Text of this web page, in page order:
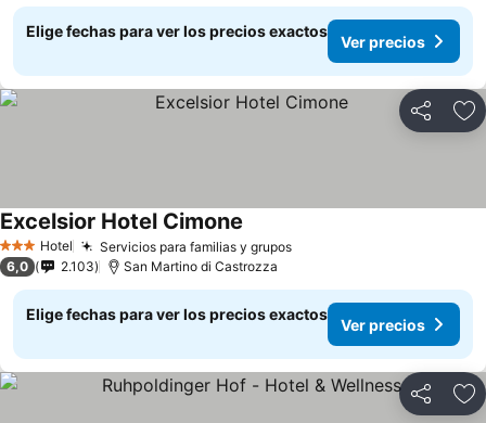
Elige fechas para ver los precios exactos
Ver precios
Compartir
3 Estrellas
Hotel Servicios para familias y grupos
Excelsior Hotel Cimone
6,0 2.103 San Martino di Castrozza
Elige fechas para ver los precios exactos
Ver precios
Compartir